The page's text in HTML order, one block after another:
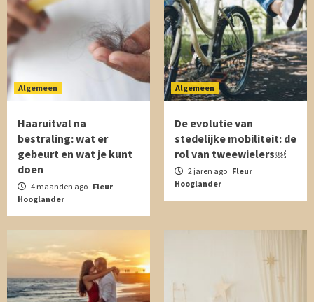
Algemeen
Haaruitval na
bestraling: wat er
gebeurt en wat je kunt
doen
4 maanden ago Fleur
Hooglander
Algemeen
De evolutie van
stedelijke mobiliteit: de
rol van tweewielers￼
2 jaren ago Fleur
Hooglander